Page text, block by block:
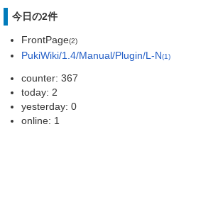
今日の2件
FrontPage(2)
PukiWiki/1.4/Manual/Plugin/L-N(1)
counter: 367
today: 2
yesterday: 0
online: 1